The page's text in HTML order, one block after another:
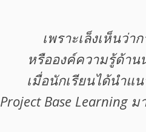
เพราะเล็งเห็นว่
หรือองค์ความรู้ด้าน
เมื่อนักเรียนได้นำแน
Project Base Learning